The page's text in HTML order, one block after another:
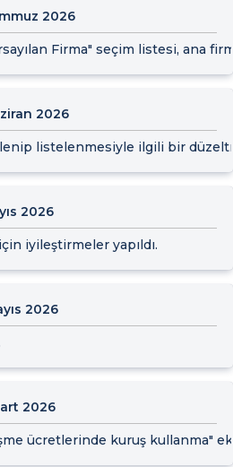
2026
Firma" seçim listesi, ana
2026
listelenmesiyle ilgili bir
2026
iyileştirmeler yapıldı.
2026
2026
ücretlerinde kuruş kullanma"